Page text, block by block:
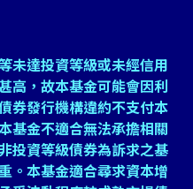
未達投資等級或未經信用
高，故本基金可能會因利
券發行機構違約不支付本
基金不適合無法承擔相關
投資等級債券為訴求之基
。本基金適合尋求資本增